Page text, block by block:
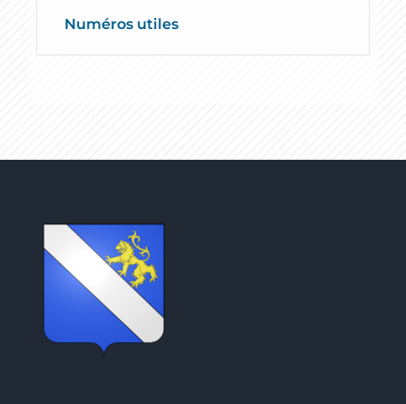
Numéros utiles